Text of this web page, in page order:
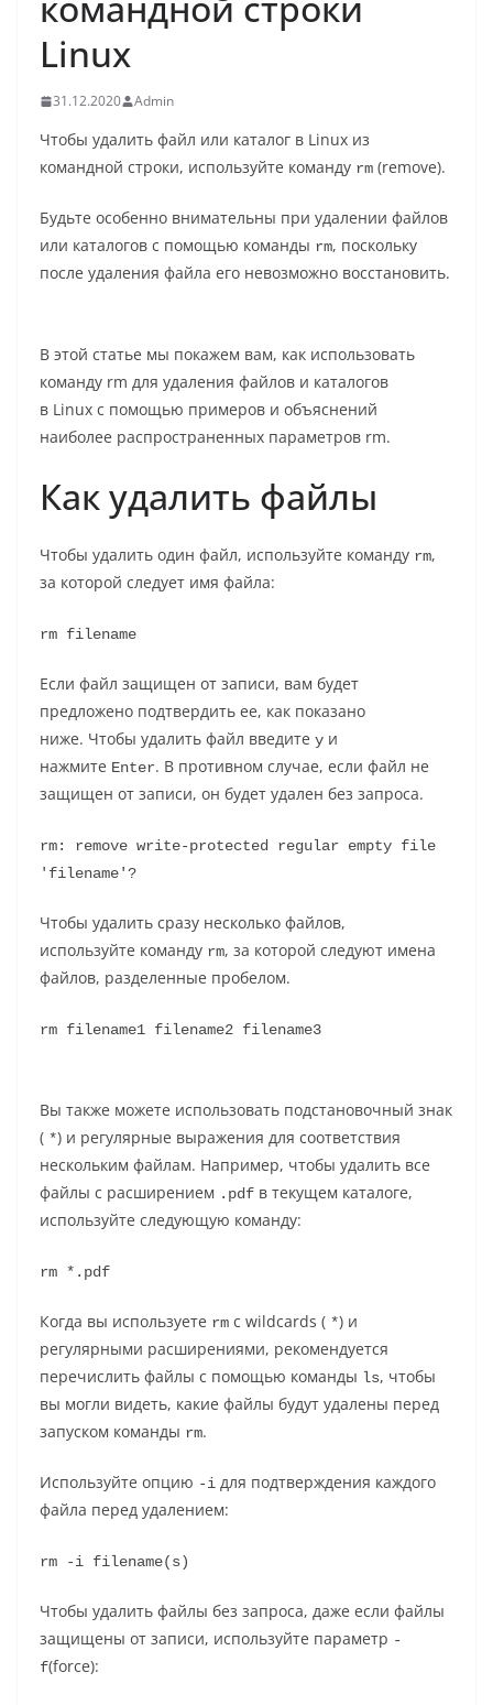
Linux
31.12.2020 Admin
Чтобы удалить файл или каталог в Linux из
командной строки, используйте команду rm (remove).
Будьте особенно внимательны при удалении файлов
или каталогов с помощью команды rm, поскольку
после удаления файла его невозможно восстановить.
В этой статье мы покажем вам, как использовать
команду rm для удаления файлов и каталогов
в Linux с помощью примеров и объяснений
наиболее распространенных параметров rm.
Как удалить файлы
Чтобы удалить один файл, используйте команду rm,
за которой следует имя файла:
rm filename
Если файл защищен от записи, вам будет
предложено подтвердить ее, как показано
ниже. Чтобы удалить файл введите y и
нажмите Enter. В противном случае, если файл не
защищен от записи, он будет удален без запроса.
rm: remove write-protected regular empty file
'filename'?
Чтобы удалить сразу несколько файлов,
используйте команду rm, за которой следуют имена
файлов, разделенные пробелом.
rm filename1 filename2 filename3
Вы также можете использовать подстановочный знак
( *) и регулярные выражения для соответствия
нескольким файлам. Например, чтобы удалить все
файлы с расширением .pdf в текущем каталоге,
используйте следующую команду:
rm *.pdf
Когда вы используете rm с wildcards ( *) и
регулярными расширениями, рекомендуется
перечислить файлы с помощью команды ls, чтобы
вы могли видеть, какие файлы будут удалены перед
запуском команды rm.
Используйте опцию -i для подтверждения каждого
файла перед удалением:
rm -i filename(s)
Чтобы удалить файлы без запроса, даже если файлы
защищены от записи, используйте параметр -
f(force):